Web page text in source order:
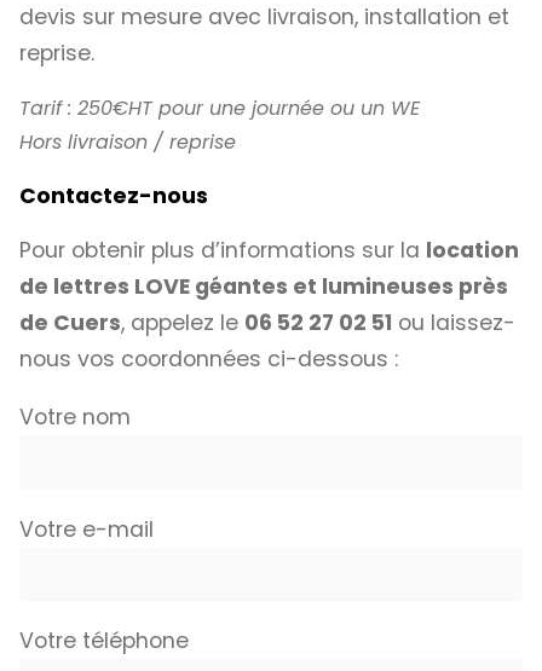
devis sur mesure avec livraison, installation et
reprise.
Tarif : 250€HT pour une journée ou un WE
Hors livraison / reprise
Contactez-nous
Pour obtenir plus d’informations sur la location
de lettres LOVE géantes et lumineuses près
de Cuers, appelez le 06 52 27 02 51 ou laissez-
nous vos coordonnées ci-dessous :
Votre nom
Votre e-mail
Votre téléphone